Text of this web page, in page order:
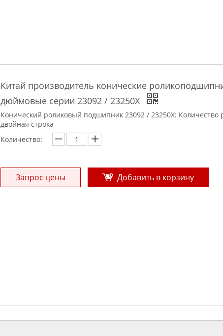
Китай производитель конические
дюймовые серии 23092 / 23250X
Конический роликовый подшипник 23092 / 23250X: Количество
двойная строка
Количество:
Запрос цены Добавить в корзину